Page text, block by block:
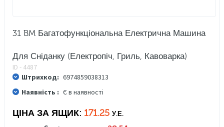
31 BM Багатофункціональна Електрична Машина
Для Сніданку (Електропіч, Гриль, Кавоварка)
ID - 4487
Штрихкод: 6974859038313
Наявність : Є в наявності
ЦІНА ЗА ЯЩИК: 171.25 У.Е.